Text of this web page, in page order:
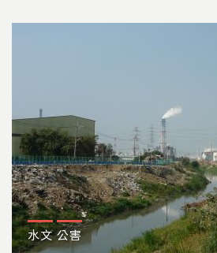
水文 公害